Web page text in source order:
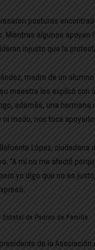
posturas
Mientras algunos apoyan
injusto que la
madre de un
maestra les explicó con
además, una
modo, nos toca
López, ciudadana
“A mí no me afectó
yo digo que no es
de Padres de Familia
de la